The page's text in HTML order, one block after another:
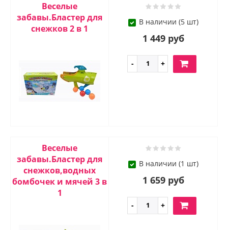
Веселые
забавы.Бластер для
снежков 2 в 1
В наличии (5 шт)
1 449 руб
Веселые
забавы.Бластер для
снежков,водных
бомбочек и мячей 3 в
1
В наличии (1 шт)
1 659 руб